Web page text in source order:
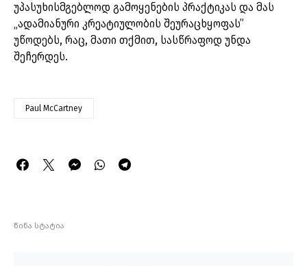
უპასუხისმგებლოდ გამოყენების პრაქტიკას და მას
„ადამიანური კრეატიულობის შეურაცხყოფას”
უწოდებს, რაც, მათი თქმით, სასწრაფოდ უნდა
შეჩერდეს.
Paul McCartney
წინა სტატია